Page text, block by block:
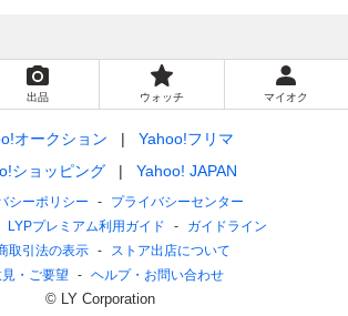
出品 ウォッチ マイオク
オークション
Yahoo!フリマ
ショッピング
Yahoo! JAPAN
シーポリシー
プライバシーセンター
LYPプレミアム利用ガイド
ガイドライン
取引法の表示
ストア出店について
見・ご要望
ヘルプ・お問い合わせ
© LY Corporation